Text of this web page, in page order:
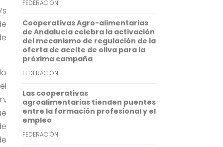
p
p
d
I
n
FEDERACIÓN
Cooperativas Agro-alimentarias
de Andalucía celebra la activación
del mecanismo de regulación de la
oferta de aceite de oliva para la
próxima campaña
FEDERACIÓN
Las cooperativas
agroalimentarias tienden puentes
entre la formación profesional y el
empleo
FEDERACIÓN